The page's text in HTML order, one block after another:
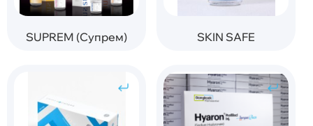
SUPREM (Супрем) SKIN SAFE